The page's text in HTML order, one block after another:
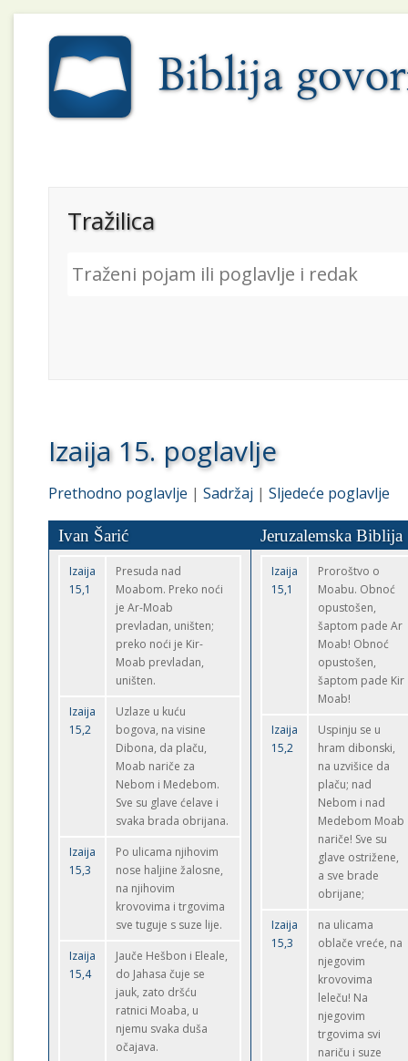
Tražilica
Izaija 15. poglavlje
Prethodno poglavlje |Sadržaj |Sljedeće poglavlje
Ivan Šarić Jeruzalemska Biblija
Izaija
15,1
Presuda nad
Moabom. Preko noći
je Ar-Moab
prevladan, uništen;
preko noći je Kir-
Moab prevladan,
uništen.
Izaija
15,2
Uzlaze u kuću
bogova, na visine
Dibona, da plaču,
Moab nariče za
Nebom i Medebom.
Sve su glave ćelave i
svaka brada obrijana.
Izaija
15,3
Po ulicama njihovim
nose haljine žalosne,
na njihovim
krovovima i trgovima
sve tuguje s suze lije.
Izaija
15,4
Jauče Hešbon i Eleale,
do Jahasa čuje se
jauk, zato dršću
ratnici Moaba, u
njemu svaka duša
očajava.
Izaija
15,1
Proroštvo o
Moabu. Obnoć
opustošen,
šaptom pade Ar
Moab! Obnoć
opustošen,
šaptom pade Kir
Moab!
Izaija
15,2
Uspinju se u
hram dibonski,
na uzvišice da
plaču; nad
Nebom i nad
Medebom Moab
nariče! Sve su
glave ostrižene,
a sve brade
obrijane;
Izaija
15,3
na ulicama
oblače vreće, na
njegovim
krovovima
leleču! Na
njegovim
trgovima svi
nariču i suze